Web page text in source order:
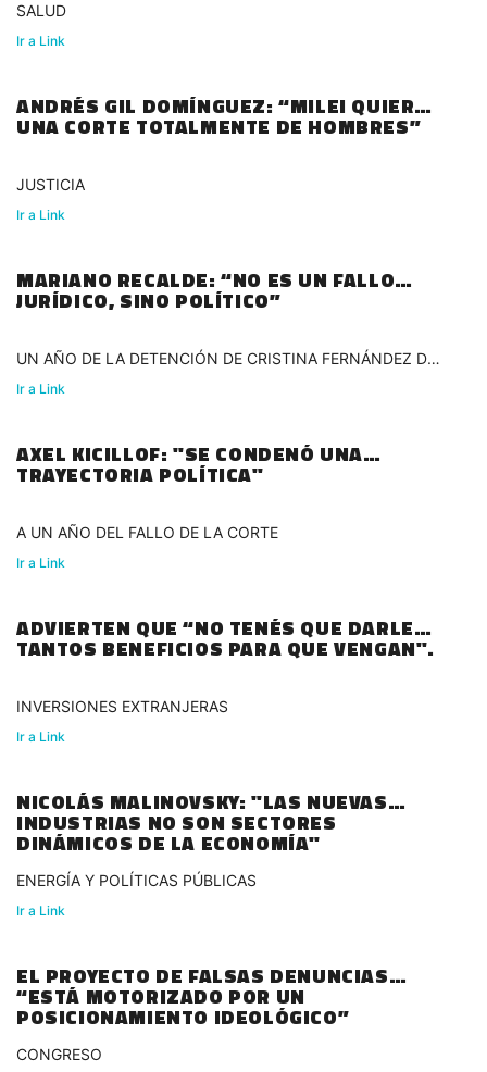
SALUD
Ir a Link
ANDRÉS GIL DOMÍNGUEZ: “MILEI QUIERE
UNA CORTE TOTALMENTE DE HOMBRES”
JUSTICIA
Ir a Link
MARIANO RECALDE: “NO ES UN FALLO
JURÍDICO, SINO POLÍTICO”
UN AÑO DE LA DETENCIÓN DE CRISTINA FERNÁNDEZ DE
KIRCHNER
Ir a Link
AXEL KICILLOF: "SE CONDENÓ UNA
TRAYECTORIA POLÍTICA"
A UN AÑO DEL FALLO DE LA CORTE
Ir a Link
ADVIERTEN QUE “NO TENÉS QUE DARLES
TANTOS BENEFICIOS PARA QUE VENGAN".
INVERSIONES EXTRANJERAS
Ir a Link
NICOLÁS MALINOVSKY: "LAS NUEVAS
INDUSTRIAS NO SON SECTORES
DINÁMICOS DE LA ECONOMÍA"
ENERGÍA Y POLÍTICAS PÚBLICAS
Ir a Link
EL PROYECTO DE FALSAS DENUNCIAS
“ESTÁ MOTORIZADO POR UN
POSICIONAMIENTO IDEOLÓGICO”
CONGRESO